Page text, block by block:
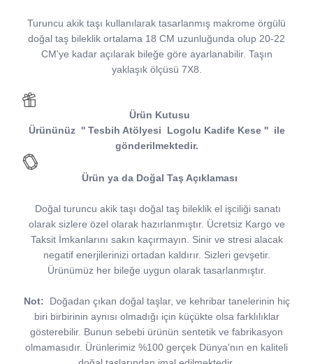
Turuncu akik taşı kullanılarak tasarlanmış makrome örgülü
doğal taş bileklik ortalama 18 CM uzunluğunda olup 20-22
CM'ye kadar açılarak bileğe göre ayarlanabilir. Taşın
yaklaşık ölçüsü 7X8.
Ürün Kutusu
Ürününüz '' Tesbih Atölyesi Logolu Kadife Kese '' ile
gönderilmektedir.
Ürün ya da Doğal Taş Açıklaması
Doğal turuncu akik taşı doğal taş bileklik el işciliği sanatı
olarak sizlere özel olarak hazırlanmıştır. Ücretsiz Kargo ve
Taksit İmkanlarını sakın kaçırmayın. Sinir ve stresi alacak
negatif enerjilerinizi ortadan kaldırır. Sizleri gevşetir.
Ürünümüz her bileğe uygun olarak tasarlanmıştır.
Not: Doğadan çıkan doğal taşlar, ve kehribar tanelerinin hiç
biri birbirinin aynısı olmadığı için küçükte olsa farklılıklar
gösterebilir. Bunun sebebi ürünün sentetik ve fabrikasyon
olmamasıdır. Ürünlerimiz %100 gerçek Dünya'nın en kaliteli